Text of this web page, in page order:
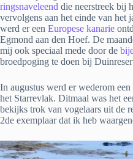
ringsnaveleend die neerstreek bij
vervolgens aan het einde van het
werd er een Europese kanarie
Egmond aan den Hoef. De
mij ook speciaal mede door de
broedpoging te doen bij
In augustus werd er wederom
het Starrevlak. Ditmaal was het
bekijks trok van vogelaars uit de
2de exemplaar dat ik heb